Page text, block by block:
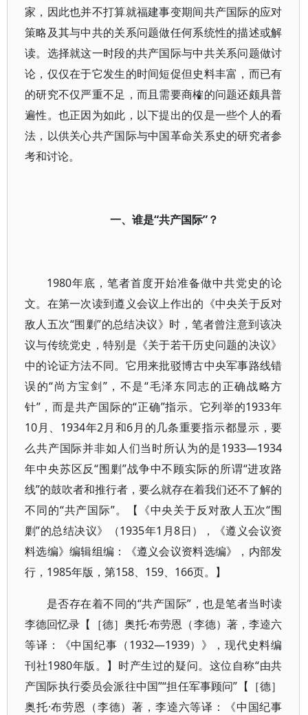
家，因此也并不打算就福建事变期间共产国际的应对
策略及其与中共的关系问题做任何系统性的描述或解
读。选择就这一时段的共产国际与中共关系问题做讨
论，仅仅在于它发生的时间短促但史料丰富，而已有
的研究不仅严重不足，而且需要商榷的问题还颇具普
遍性。也正因为如此，以下提出的仅是一些个人的看
法，以供关心共产国际与中国革命关系史的研究者参
考和讨论。
一、谁是“共产国际”？
1980年底，笔者首度开始准备做中共党史的论
文。在第一次读到遵义会议上作出的《中央关于反对
敌人五次“围剿”的总结决议》时，笔者曾注意到该决
议与传统党史，特别是《关于若干历史问题的决议》
中的论证方法不同。它用来批驳博古中央军事路线错
误的“尚方宝剑”，不是“毛泽东同志的正确战略方
针”，而是共产国际的“正确”指示。它列举的1933年
10月、1934年2月和6月的几条重要指示都显示，要
么共产国际并非如人们当时所认为的是1933—1934
年中央苏区反“围剿”战争中不顾实际的所谓“进攻路
线”的鼓吹者和推行者，要么就存在着我们还不了解的
不同的“共产国际”。【《中央关于反对敌人五次“围
剿”的总结决议》（1935年1月8日），《遵义会议资
料选编》编辑组编：《遵义会议资料选编》，内部发
行，1985年版，第158、159、166页。】
是否存在着不同的“共产国际”，也是笔者当时读
李德回忆录【［德］奥托·布劳恩（李德）著，李逵六
等译：《中国纪事（1932—1939）》，现代史料编
刊社1980年版。】时产生过的疑问。这位自称“由共
产国际执行委员会派往中国”“担任军事顾问”【［德］
奥托·布劳恩（李德）著，李逵六等译：《中国纪事